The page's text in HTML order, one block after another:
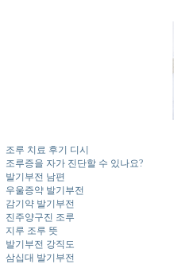
조루 치료 후기 디시
조루증을 자가 진단할 수 있나요?
발기부전 남편
우울증약 발기부전
감기약 발기부전
진주양구진 조루
지루 조루 뜻
발기부전 강직도
삼십대 발기부전